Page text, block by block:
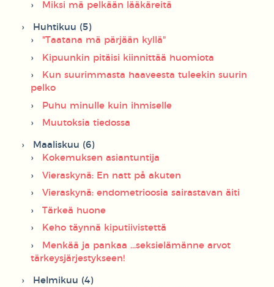
Miksi mä pelkään lääkäreitä
Huhtikuu (5)
"Taatana mä pärjään kyllä"
Kipuunkin pitäisi kiinnittää huomiota
Kun suurimmasta haaveesta tuleekin suurin
pelko
Puhu minulle kuin ihmiselle
Muutoksia tiedossa
Maaliskuu (6)
Kokemuksen asiantuntija
Vieraskynä: En natt på akuten
Vieraskynä: endometrioosia sairastavan äiti
Tärkeä huone
Keho täynnä kiputiivistettä
Menkää ja pankaa ...seksielämänne arvot
tärkeysjärjestykseen!
Helmikuu (4)